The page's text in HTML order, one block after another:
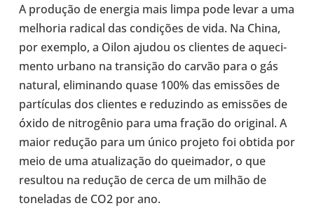
A pro­du­ção de energia mais limpa pode levar a uma
melho­ria radical das con­di­ções de vida. Na China,
por exemplo, a Oilon ajudou os cli­en­tes de aque­ci­
mento urbano na tran­si­ção do carvão para o gás
natural, eli­mi­nando quase 100% das emis­sões de
par­tí­cu­las dos cli­en­tes e redu­zindo as emis­sões de
óxido de nitro­gê­nio para uma fração do ori­gi­nal. A
maior redução para um único projeto foi obtida por
meio de uma atu­a­li­za­ção do quei­ma­dor, o que
resul­tou na redução de cerca de um milhão de
tone­la­das de CO2 por ano.